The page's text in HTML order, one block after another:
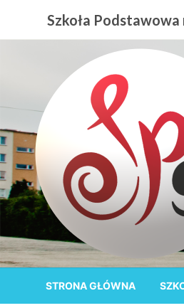
treści
Szkoła Podstawowa
Szkoła
STRONA GŁÓWNA